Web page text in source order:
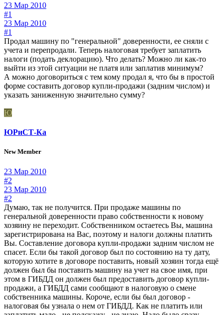
23 Мар 2010
#1
23 Мар 2010
#1
Продал машину по "генеральной" доверенности, ее сняли с
учета и перепродали. Теперь налоговая требует заплатить
налоги (подать деклорацию). Что делать? Можно ли как-то
выйти из этой ситуации не платя или заплатив минимум?
А можно договориться с тем кому продал я, что бы в простой
форме составить договор купли-продажи (задним числом) и
указать заниженную значительно сумму?
Ю
ЮРиСТ-Ка
New Member
23 Мар 2010
#2
23 Мар 2010
#2
Думаю, так не получится. При продаже машины по
генеральной доверенности право собственности к новому
хозяину не переходит. Собственником остаетесь Вы, машина
зарегистрирована на Вас, поэтому и налоги должны платить
Вы. Составление договора купли-продажи задним числом не
спасет. Если бы такой договор был по состоянию на ту дату,
которую хотите в договоре поставить, новый хозяин тогда ещё
должен был бы поставить машину на учет на свое имя, при
этом в ГИБДД он должен был предоставить договор купли-
продажи, а ГИБДД сами сообщают в налоговую о смене
собственника машины. Короче, если бы был договор -
налоговая бы узнала о нем от ГИБДД. Как не платить или